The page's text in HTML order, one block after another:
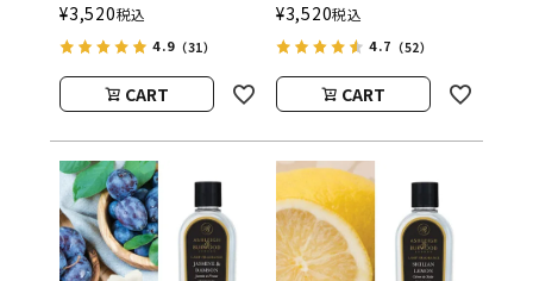
500ml フレグランスラ
ンプ用オイル
ASHLEIGH&BURWOOD
（アシュレイアンドバー
ウッド）
¥3,520税込
4.9 （31）
CART
ランスランプ用オイル
ASHLEIGH&BURWOOD
（アシュレイアンドバー
ウッド）
¥3,520税込
4.7 （52）
CART